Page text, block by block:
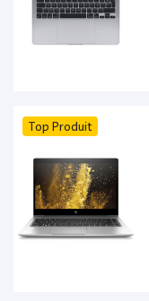
Top Produit